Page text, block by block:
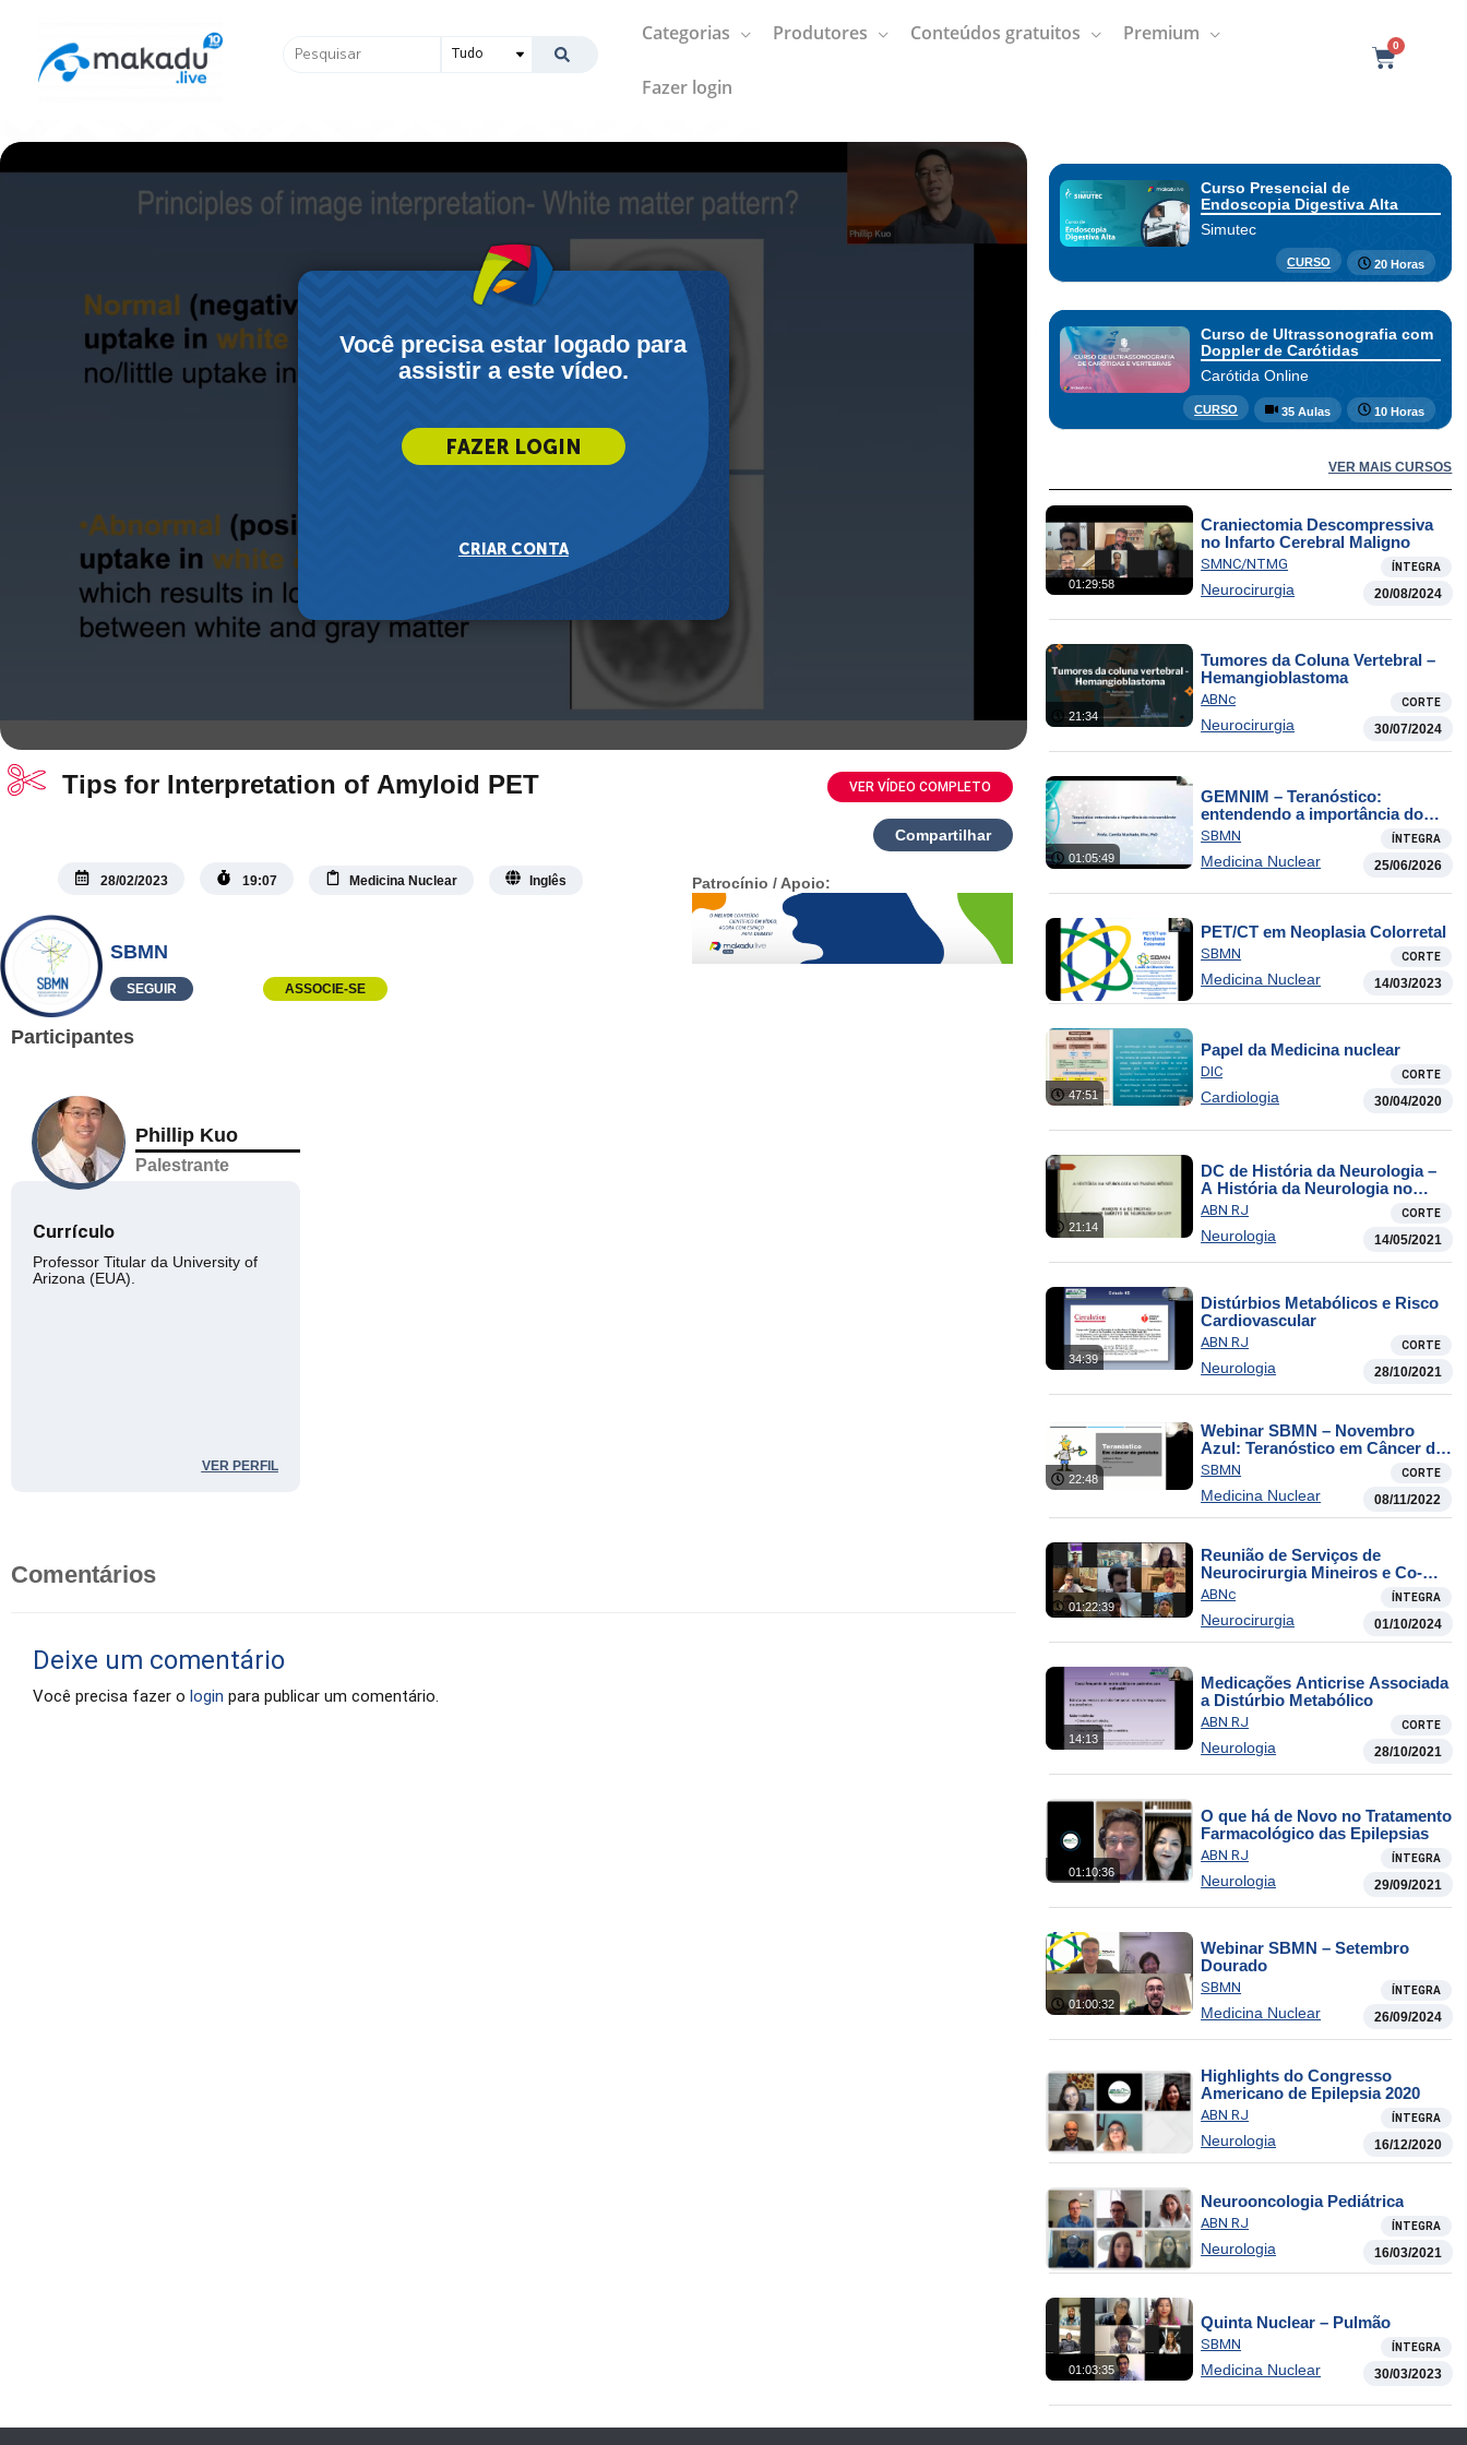
Pesquisar
Categorias Produtores Conteúdos gratuitos Premium
Fazer login
0C
Você precisa estar logado para
assistir a este vídeo.
Tips for Interpretation of Amyloid PET VER VÍDEO COMPLETO
Compartilhar
28/02/2023 19:07 Medicina Nuclear Inglês Patrocínio / Apoio:
SBMN
SEGUIR ASSOCIE-SE
Participantes
Phillip Kuo
Palestrante
Currículo
Professor Titular da University of
Arizona (EUA).
VER PERFIL
Comentários
Deixe um comentário
Você precisa fazer o login para publicar um comentário.
Curso Presencial de
Endoscopia Digestiva Alta
Simutec
CURSO 20 Horas
Curso de Ultrassonografia com
Doppler de Carótidas
Carótida Online
CURSO 35 Aulas 10 Horas
VER MAIS CURSOS
01:29:58
Craniectomia Descompressiva
no Infarto Cerebral Maligno
SMNC/NTMG ÍNTEGRA
Neurocirurgia 20/08/2024
21:34
Tumores da Coluna Vertebral –
Hemangioblastoma
ABNc CORTE
Neurocirurgia 30/07/2024
01:05:49
GEMNIM – Teranóstico:
entendendo a importância do
microambiente tumoral
SBMN ÍNTEGRA
Medicina Nuclear 25/06/2026
PET/CT em Neoplasia Colorretal
SBMN CORTE
Medicina Nuclear 14/03/2023
47:51
Papel da Medicina nuclear
DIC CORTE
Cardiologia 30/04/2020
21:14
DC de História da Neurologia –
A História da Neurologia no
Ensino Médico
ABN RJ CORTE
Neurologia 14/05/2021
34:39
Distúrbios Metabólicos e Risco
Cardiovascular
ABN RJ CORTE
Neurologia 28/10/2021
22:48
Webinar SBMN – Novembro
Azul: Teranóstico em Câncer de
Próstata
SBMN CORTE
Medicina Nuclear 08/11/2022
01:22:39
Reunião de Serviços de
Neurocirurgia Mineiros e Co-
irmãos
ABNc ÍNTEGRA
Neurocirurgia 01/10/2024
14:13
Medicações Anticrise Associada
a Distúrbio Metabólico
ABN RJ CORTE
Neurologia 28/10/2021
01:10:36
O que há de Novo no Tratamento
Farmacológico das Epilepsias
ABN RJ ÍNTEGRA
Neurologia 29/09/2021
01:00:32
Webinar SBMN – Setembro
Dourado
SBMN ÍNTEGRA
Medicina Nuclear 26/09/2024
Highlights do Congresso
Americano de Epilepsia 2020
ABN RJ ÍNTEGRA
Neurologia 16/12/2020
Neurooncologia Pediátrica
ABN RJ ÍNTEGRA
Neurologia 16/03/2021
01:03:35
Quinta Nuclear – Pulmão
SBMN ÍNTEGRA
Medicina Nuclear 30/03/2023